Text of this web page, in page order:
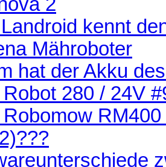
kennt
Mähroboter
hat der Akku
280 / 24V